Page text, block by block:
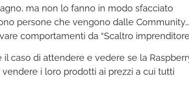
ma non lo fanno in modo sfacciato
persone che vengono dalle Community…
comportamenti da “Scaltro
caso di attendere e vedere se la
i loro prodotti ai prezzi a cui tutti